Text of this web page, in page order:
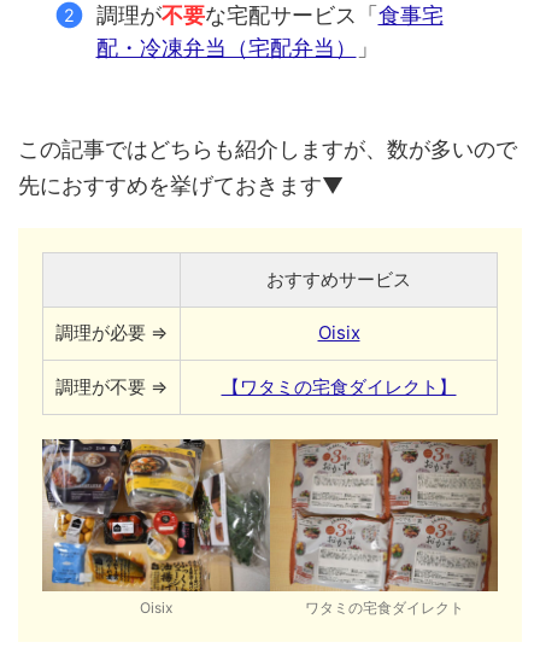
調理が不要な宅配サービス「食事宅
配・冷凍弁当（宅配弁当）
」
この記事ではどちらも紹介しますが、数が多いので
先におすすめを挙げておきます▼
おすすめサービス
調理が必要 ⇒ Oisix
調理が不要 ⇒ 【ワタミの宅食ダイレクト】
Oisix ワタミの宅食ダイレクト